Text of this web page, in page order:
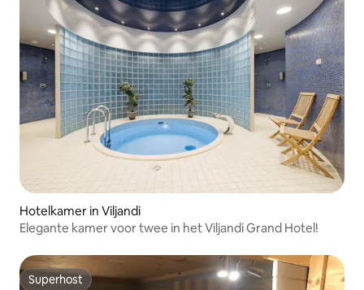
Hotelkamer in Viljandi
Elegante kamer voor twee in het Viljandi Grand Hotel!
Superhost
Superhost